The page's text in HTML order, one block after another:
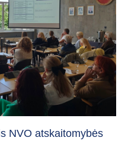
NVO atskaitomybės